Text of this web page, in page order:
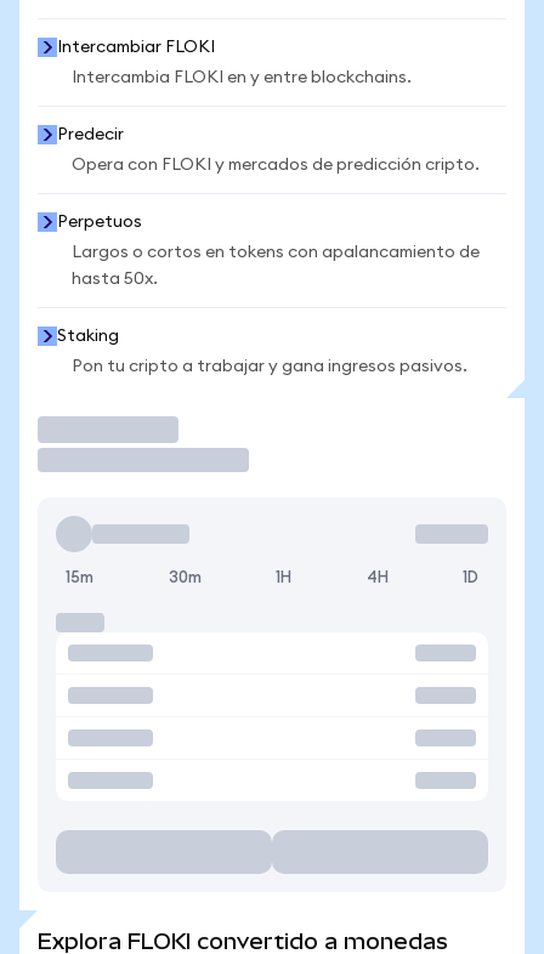
Intercambiar FLOKI
Intercambia FLOKI en y entre blockchains.
Predecir
Opera con FLOKI y mercados de predicción cripto.
Perpetuos
Largos o cortos en tokens con apalancamiento de
hasta 50x.
Staking
Pon tu cripto a trabajar y gana ingresos pasivos.
15m 30m 1H 4H 1D
Explora FLOKI convertido a monedas